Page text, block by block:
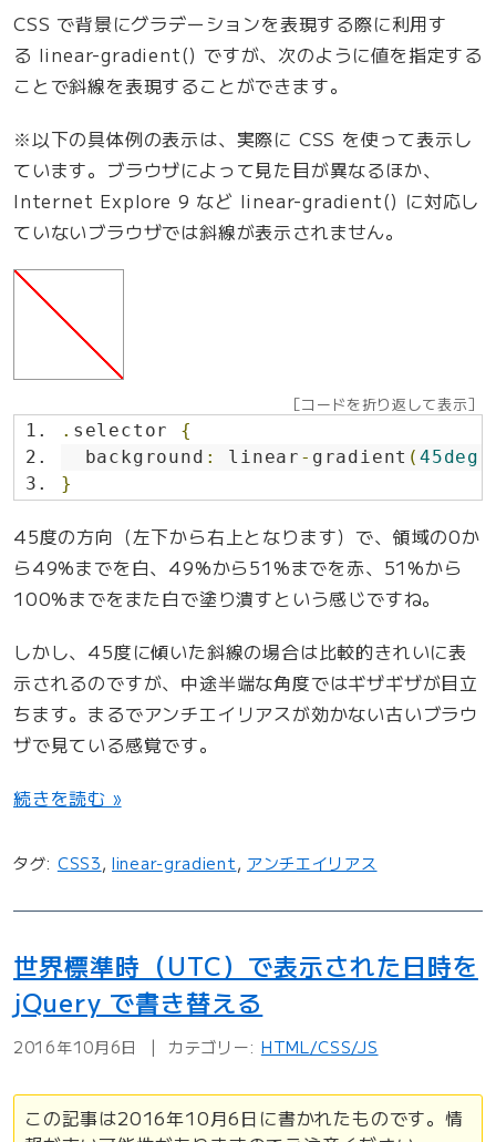
を
C
S
の
み
で
表
現
す
の
CSS で背景にグラデーションを表現する際に利用す
る linear-gradient() ですが、次のように値を指定する
ことで斜線を表現することができます。
※以下の具体例の表示は、実際に CSS を使って表示し
ています。ブラウザによって見た目が異なるほか、
Internet Explore 9 など linear-gradient() に対応し
ていないブラウザでは斜線が表示されません。
［コードを折り返して表示］
. selector {
background : linear - gradient (45deg
}
45度の方向（左下から右上となります）で、領域の0か
ら49%までを白、49%から51%までを赤、51%から
100%までをまた白で塗り潰すという感じですね。
しかし、45度に傾いた斜線の場合は比較的きれいに表
示されるのですが、中途半端な角度ではギザギザが目立
ちます。まるでアンチエイリアスが効かない古いブラウ
ザで見ている感覚です。
“
i
a
r
-
g
続きを読む »
タグ: CSS3 ,linear-gradient , アンチエイリアス
世界標準時（UTC）で表示された日時を
jQuery で書き替える
2016年10月6日 カテゴリー: HTML/CSS/JS
この記事は2016年10月6日に書かれたものです。情